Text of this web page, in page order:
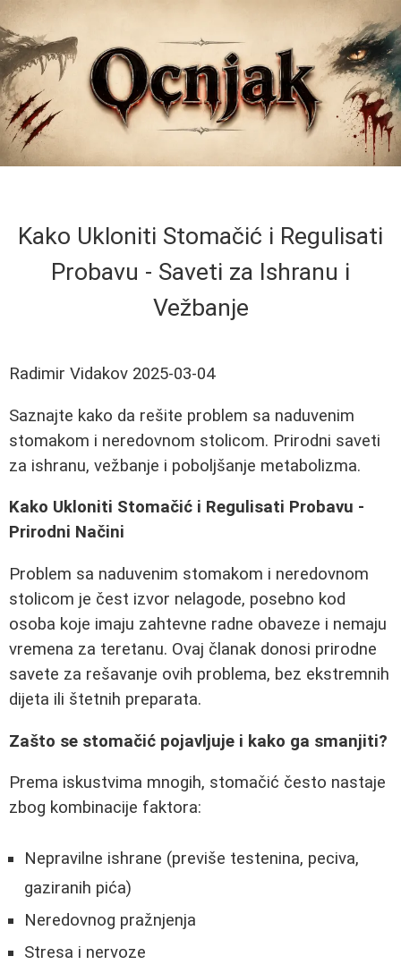
Kako Ukloniti Stomačić i Regulisati
Probavu - Saveti za Ishranu i
Vežbanje
Radimir Vidakov 2025-03-04
Saznajte kako da rešite problem sa naduvenim
stomakom i neredovnom stolicom. Prirodni saveti
za ishranu, vežbanje i poboljšanje metabolizma.
Kako Ukloniti Stomačić i Regulisati Probavu -
Prirodni Načini
Problem sa naduvenim stomakom i neredovnom
stolicom je čest izvor nelagode, posebno kod
osoba koje imaju zahtevne radne obaveze i nemaju
vremena za teretanu. Ovaj članak donosi prirodne
savete za rešavanje ovih problema, bez ekstremnih
dijeta ili štetnih preparata.
Zašto se stomačić pojavljuje i kako ga smanjiti?
Prema iskustvima mnogih, stomačić često nastaje
zbog kombinacije faktora:
Nepravilne ishrane (previše testenina, peciva,
gaziranih pića)
Neredovnog pražnjenja
Stresa i nervoze